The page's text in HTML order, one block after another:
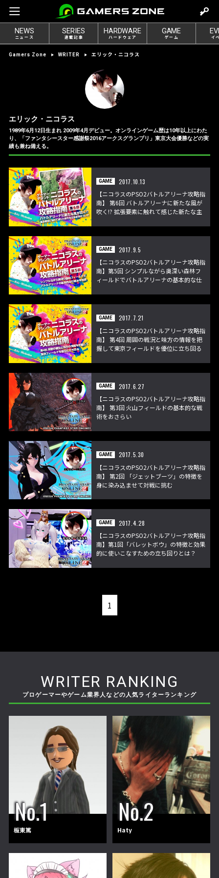
e
n
NEWS
ニュース
SERIES
連載記事
HARDWARE
ハードウェア
GAME
ゲーム イ
Gamers Zone WRITER エリック・ニコラス
エリック・ニコラス
1989年6月12日生まれ 2009年4月デビュー。オンラインゲーム歴は10年以上にわた
り、「ファンタシースター感謝祭2016アークスグランプリ」東京大会優勝などの実
績も兼ね備える。
GAME
2017.10.13
【ニコラスのPSO2バトルアリーナ攻略指
南】 第6回 バトルアリーナに新たな風が
吹く!? 拡張要素に触れて感じた新たな主
GAME
2017.9.5
【ニコラスのPSO2バトルアリーナ攻略指
南】第5回 シンプルながら奥深い森林フ
ィールドでバトルアリーナの基本的な仕
GAME
2017.7.21
【ニコラスのPSO2バトルアリーナ攻略指
南】 第4回 周囲の戦況と味方の情報を把
握して東京フィールドを優位に立ち回る
GAME
2017.6.27
【ニコラスのPSO2バトルアリーナ攻略指
南】 第3回 火山フィールドの基本的な戦
術をおさらい
GAME
2017.5.30
【ニコラスのPSO2バトルアリーナ攻略指
南】 第2回 「ジェットブーツ」の特徴を
身に染み込ませて対戦に挑む
GAME
2017.4.28
【ニコラスのPSO2バトルアリーナ攻略指
南】第1回「バレットボウ」の特徴と効果
的に使いこなすための立ち回りとは？
1
WRITER RANKING
プロゲーマーやゲーム業界人などの人気ライターランキング
板東篤 Haty